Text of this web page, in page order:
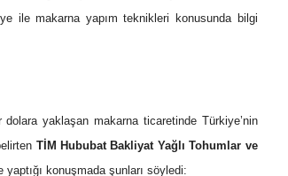
ile makarna yapım teknikleri konusunda bilgi
yaklaşan makarna ticaretinde Türkiye’nin
TİM Hububat Bakliyat Yağlı Tohumlar ve
yaptığı konuşmada şunları söyledi: